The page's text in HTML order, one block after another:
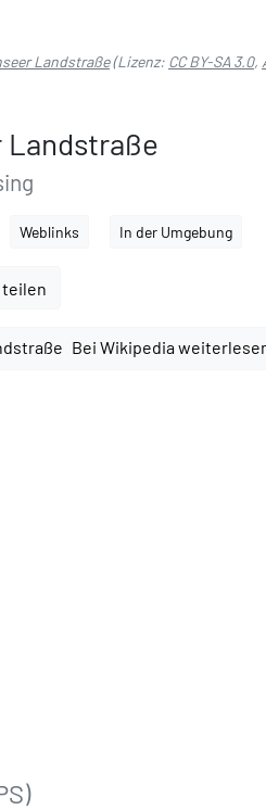
Landstraße(Lizenz: CC BY-SA 3.0,
Landstraße
Weblinks In der Umgebung
Bei Wikipedia